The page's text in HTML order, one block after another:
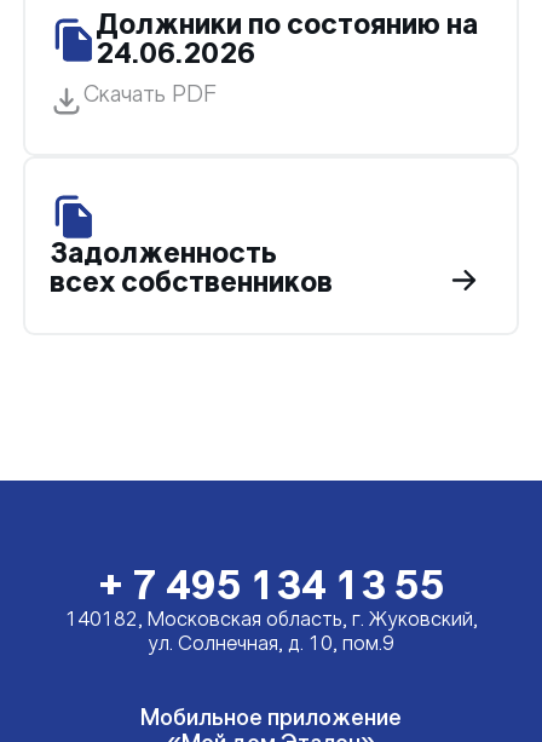
Должники по состоянию на
24.06.2026
Скачать PDF
Задолженность
всех собственников
+ 7 495 134 13 55
140182, Московская область, г. Жуковский,
ул. Солнечная, д. 10, пом.9
Мобильное приложение